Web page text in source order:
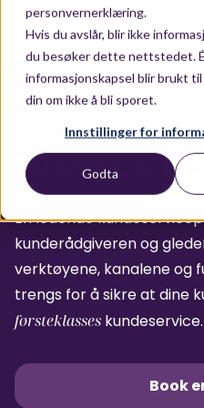
personvernerklæring.
Hvis du avslår, blir ikke
du besøker dette nettstedet.
informasjonskapsel blir brukt
din om ikke å bli sporet.
Innstillinger for
Godta
CX-ecosystem .
.
Puzzel CX ecosystem
Vårt CX-økosystem
AI-løsninger
Løsninger
Plattform.
.
Puzzel
Puzzel CX plattform
Pakkeløsninger
AI-drevet opplevelser.
Conversational
Live Summary
Kunder.
Ressurser.
.
Blogg.
Blogg
E-bøker og rapporter.
E-bøker og rapporter
ROI Calculator
ROI Calculator
Om oss.
.
Om oss
Kontakt oss
Puzzel CX
En ledende
kunderådgiveren og
verktøyene, kanalene og
trengs for å sikre at dine
førsteklasses kundeservice.
Book